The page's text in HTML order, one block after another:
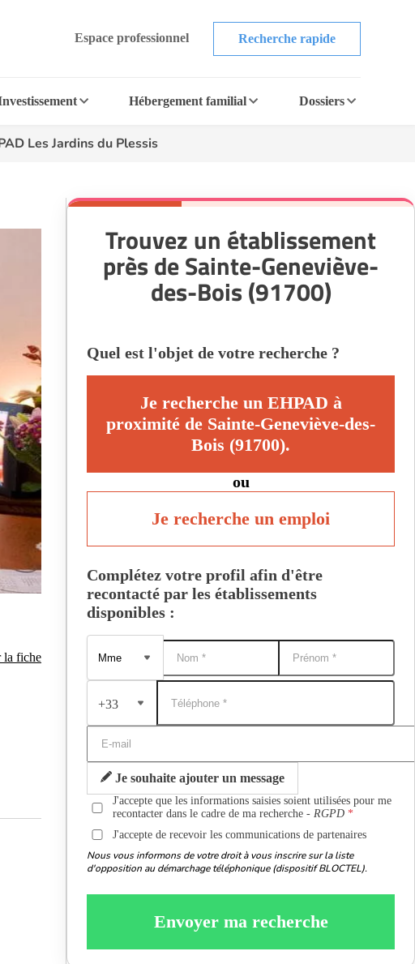
Espace professionnel Recherche rapide
Hébergement familial Dossiers
Les Jardins du Plessis
la fiche
Trouvez un établissement
près de Sainte-Geneviève-
des-Bois (91700)
Quel est l'objet de votre recherche ?
Je recherche un EHPAD à
proximité de Sainte-Geneviève-des-
Bois (91700).
ou
Je recherche un emploi
Complétez votre profil afin d'être
recontacté par les établissements
disponibles :
+33
Je souhaite ajouter un message
J'accepte que les informations saisies soient utilisées pour me
recontacter dans le cadre de ma recherche -RGPD
J'accepte de recevoir les communications de partenaires
Nous vous informons de votre droit à vous inscrire sur la liste
d'opposition au démarchage téléphonique (dispositif BLOCTEL).
Envoyer ma recherche